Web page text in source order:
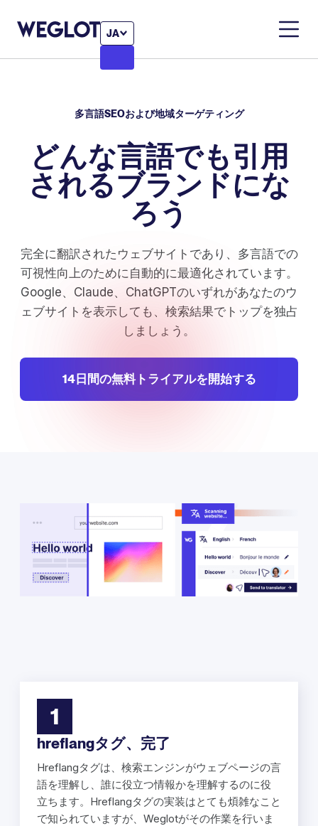
JA
多言語SEOおよび地域ターゲティング
どんな言語でも引用
されるブランドにな
ろう
完全に翻訳されたウェブサイトであり、多言語での
可視性向上のために自動的に最適化されています。
Google、Claude、ChatGPTのいずれがあなたのウ
ェブサイトを表示しても、検索結果でトップを独占
しましょう。
‍14日間の無料トライアルを開始する
1
hreflangタグ、完了
Hreflangタグは、検索エンジンがウェブページの言
語を理解し、誰に役立つ情報かを理解するのに役
立ちます。Hreflangタグの実装はとても煩雑なこと
で知られていますが、Weglotがその作業を行いま